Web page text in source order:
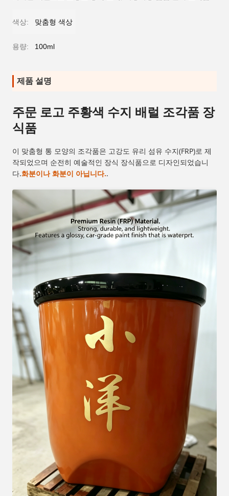
색상: 맞춤형 색상
용량: 100ml
제품 설명
주문 로고 주황색 수지 배럴 조각품 장
식품
이 맞춤형 통 모양의 조각품은 고강도 유리 섬유 수지(FRP)로 제
작되었으며 순전히 예술적인 장식 장식품으로 디자인되었습니
다.화분이나 화분이 아닙니다..